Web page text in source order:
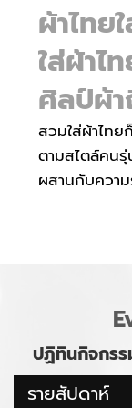
ผ้าไท
ใส่ผ้าไ
ศิลป์ผ้า
แผ่นดิน
สวมใส่ผ้าไทย
ตามสไตล์คนรุ่
ผสานกับควา
ปฏิทินกิจกรร
รายสัปดาห์